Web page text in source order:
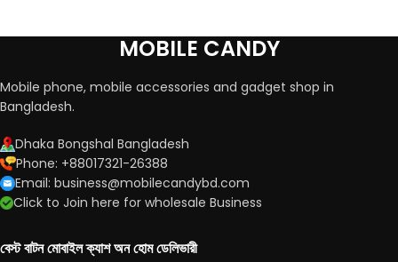
MOBILE CANDY
Mobile phone, mobile accessories and gadget shop in
Bangladesh.
Dhaka Bongshal Bangladesh
Phone: +88017321-26388
Email: business@mobilecandybd.com
Click to Join here for wholesale Business
বেস্ট বাটন মোবাইল ক্যাশ অন হোম ডেলিভারী